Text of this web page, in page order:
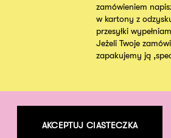
zamówieniem
w kartony z
przesyłki
Jeżeli Twoje
zapakujemy ją
odpodszewkiAKCEPTUJ CIASTECZKA